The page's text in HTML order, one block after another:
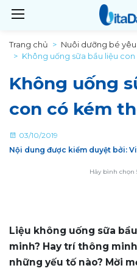
Trang chủ Nuôi dưỡng bé yêu
Không uống sữa bầu liệu
Không uống
con có kém
03/10/2019
Nội dung được kiểm duyệt bởi:
Hãy bình chọn
Liệu không uống sữa
minh? Hay trí thông
những yếu tố nào? Mời